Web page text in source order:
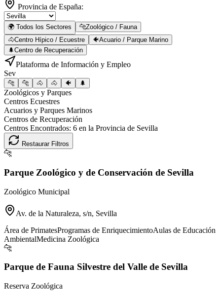
Provincia de España:
🌍 Todos los Sectores 🐆Zoológico / Fauna
🐴Centro Hípico / Ecuestre 🐠Acuario / Parque Marino
🌲Centro de Recuperación
Plataforma de Información y Empleo
Sev
🐆 🐆 🐴 🐴 🐠 🌲
Zoológicos y Parques
Centros Ecuestres
Acuarios y Parques Marinos
Centros de Recuperación
Centros Encontrados: 6 en la Provincia de Sevilla
Restaurar Filtros
🐆
Parque Zoológico y de Conservación de Sevilla
Zoológico Municipal
Av. de la Naturaleza, s/n, Sevilla
Área de PrimatesProgramas de EnriquecimientoAulas de Educación
AmbientalMedicina Zoológica
🐆
Parque de Fauna Silvestre del Valle de Sevilla
Reserva Zoológica